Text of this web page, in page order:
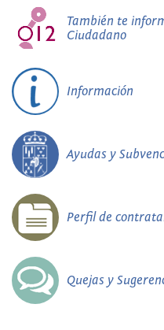
También te
Ciudadano
Información
Ayudas y
Perfil de
Quejas y